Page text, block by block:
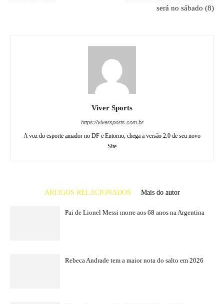
será no sábado (8)
Viver Sports
https://viversports.com.br
A voz do esporte amador no DF e Entorno, chega a versão 2.0 de seu novo
Site
ARTIGOS RELACIONADOS Mais do autor
Pai de Lionel Messi morre aos 68 anos na Argentina
Rebeca Andrade tem a maior nota do salto em 2026